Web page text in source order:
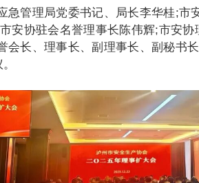
急管理局党委书记、局长李华桂;市
安协驻会名誉理事长陈伟辉;市安
会长、理事长、副理事长、副秘书